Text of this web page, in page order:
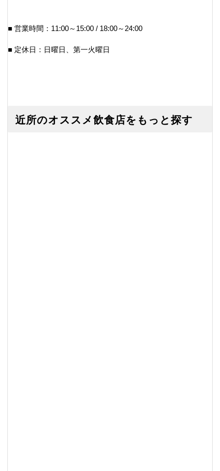
■ 営業時間：11:00～15:00 / 18:00～24:00
■ 定休日：日曜日、第一火曜日
近所のオススメ飲食店をもっと探す